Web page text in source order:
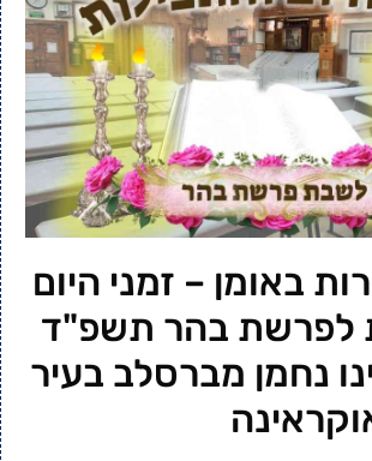
באומן – זמני היום
לפרשת בהר תשפ"ד
נחמן מברסלב בעיר